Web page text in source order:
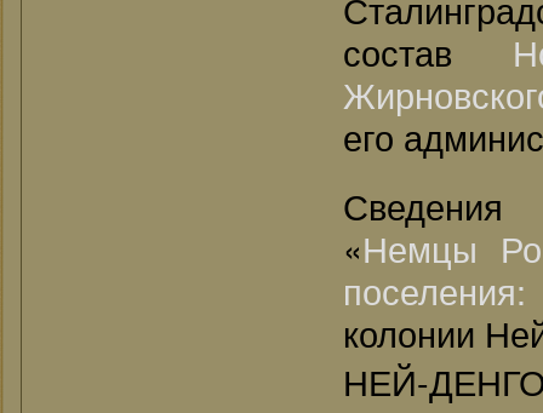
состав
его
«Немцы
колонии
НЕЙ-